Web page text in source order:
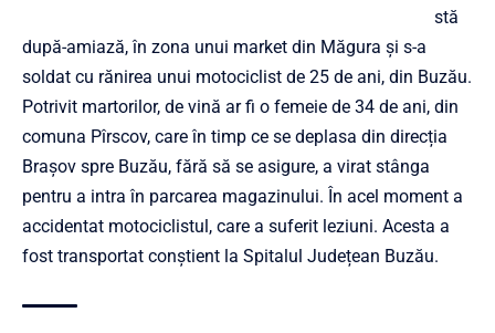
stă
după-amiază, în zona unui market din Măgura și s-a
soldat cu rănirea unui motociclist de 25 de ani, din Buzău.
Potrivit martorilor, de vină ar fi o femeie de 34 de ani, din
comuna Pîrscov, care în timp ce se deplasa din direcția
Brașov spre Buzău, fără să se asigure, a virat stânga
pentru a intra în parcarea magazinului. În acel moment a
accidentat motociclistul, care a suferit leziuni. Acesta a
fost transportat conștient la Spitalul Județean Buzău.